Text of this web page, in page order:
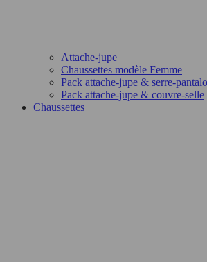
Attache-jupe
Chaussettes modèle Femme
Pack attache-jupe & serre-
Pack attache-jupe & couvre-selle
Chaussettes